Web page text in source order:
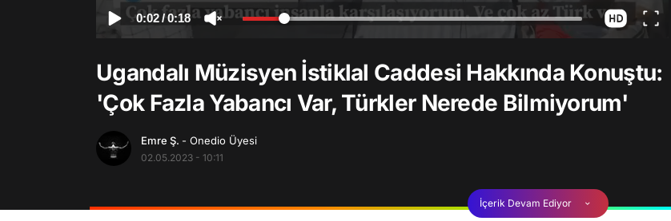
0:02/0:18
Ugandalı Müzisyen İstiklal Caddesi Hakkında Konuştu:
'Çok Fazla Yabancı Var, Türkler Nerede Bilmiyorum'
Emre Ş. - Onedio Üyesi
02.05.2023 - 10:11
İçerik Devam Ediyor